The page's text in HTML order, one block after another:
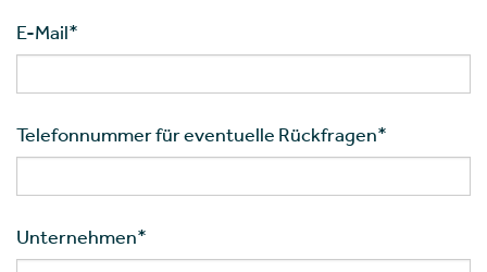
E-Mail*
Telefonnummer für eventuelle Rückfragen*
Unternehmen*